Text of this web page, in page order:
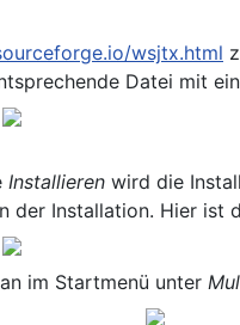
wsjtx.html
Datei mit
Installieren wird die
der Installation. Hier ist
im Startmenü unter